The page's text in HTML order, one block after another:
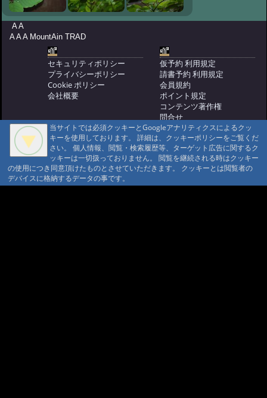
#673:新緑便り 山野草咲いてい
ます
@ '10 5/9 10:44
#671:新緑便り
ヒメイチゲ
@ '10 5/7 11:14
#670: 初春便り ムシカリ
@ '10 4/29 11:20
初春だより
@ '10 4/25 10:00
#668:初春便り 大雪
@ '10 4/17 09:44
#667: 初春便り
氷柱ランド
@ '10 4/13 09:49
#666:初春便り
A A
A A A MountAin TRAD
セキュリティポリシー
プライバシーポリシー
Cookie ポリシー
会社概要
仮予約 利用規定
請書予約 利用規定
会員規約
ポイント規定
コンテンツ著作権
問合せ
マウンテントラッド株式会社
〒386-1211 長野県上田市下之郷692
0268371176
© 1999-2026 MountAin TRAD ® Inc. https://www.mountaintrad.co.jp
当サイトでは必須クッキーとGoogleアナリティクスによるクッ
キーを使用しております。 詳細は、クッキーポリシーをご覧くだ
さい。 個人情報、閲覧・検索履歴等、ターゲット広告に関するク
ッキーは一切扱っておりません。 閲覧を継続される時はクッキー
の使用につき同意頂けたものとさせていただきます。 クッキーとは閲覧者の
デバイスに格納するデータの事です。